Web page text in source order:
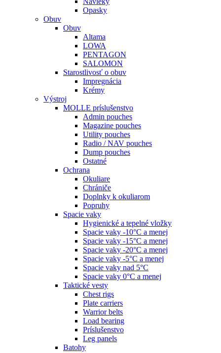
Opasky
Obuv
Obuv
Altama
LOWA
PENTAGON
SALOMON
Starostlivosť o obuv
Impregnácia
Krémy
Výstroj
MOLLE príslušenstvo
Admin pouches
Magazine pouches
Utility pouches
Radio / NAV pouches
Dump pouches
Ostatné
Ochrana
Okuliare
Chrániče
Doplnky k okuliarom
Popruhy
Spacie vaky
Hygienické a tepelné vložky
Spacie vaky -10°C a menej
Spacie vaky -15°C a menej
Spacie vaky -20°C a menej
Spacie vaky -5°C a menej
Spacie vaky nad 5°C
Spacie vaky 0°C a menej
Taktické vesty
Chest rigs
Plate carriers
Warrior belts
Load bearing
Príslušenstvo
Leg panels
Batohy